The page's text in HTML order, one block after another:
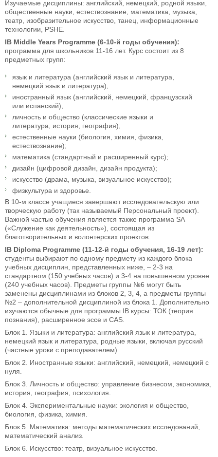
Изучаемые дисциплины: английский, немецкий, родной языки,
общественные науки, естествознание, математика, музыка,
театр, изобразительное искусство, танец, информационные
технологии, PSHE.
IB Middle Years Programme (6-10-й годы обучения):
программа для школьников 11-16 лет. Курс состоит из 8
предметных групп:
язык и литература (английский язык и литература,
немецкий язык и литература);
иностранный язык (английский, немецкий, французский
или испанский);
личность и общество (классические языки и
литература, история, география);
естественные науки (биология, химия, физика,
естествознание);
математика (стандартный и расширенный курс);
дизайн (цифровой дизайн, дизайн продукта);
искусство (драма, музыка, визуальное искусство);
физкультура и здоровье.
В 10-м классе учащиеся завершают исследовательскую или
творческую работу (так называемый Персональный проект).
Важной частью обучения является также программа SA
(«Служение как деятельность»), состоящая из
благотворительных и волонтерских проектов.
IB Diploma Programme (11-12-й годы обучения, 16-19 лет):
студенты выбирают по одному предмету из каждого блока
учебных дисциплин, представленных ниже, – 2-3 на
стандартном (150 учебных часов) и 3-4 на повышенном уровне
(240 учебных часов). Предметы группы №6 могут быть
заменены дисциплинами из блоков 2, 3, 4, а предметы группы
№2 – дополнительной дисциплиной из блока 1. Дополнительно
изучаются обычные для программы IB курсы: ТОК (теория
познания), расширенное эссе и CAS.
Блок 1. Языки и литература: английский язык и литература,
немецкий язык и литература, родные языки, включая русский
(частные уроки с преподавателем).
Блок 2. Иностранные языки: английский, немецкий, немецкий с
нуля.
Блок 3. Личность и общество: управление бизнесом, экономика,
история, география, психология.
Блок 4. Экспериментальные науки: экология и общество,
биология, физика, химия.
Блок 5. Математика: методы математических исследований,
математический анализ.
Блок 6. Искусство: театр, визуальное искусство.